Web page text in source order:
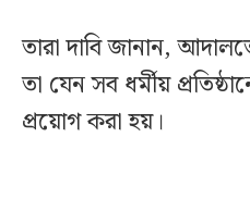
তারা দাবি জানান,
তা যেন সব ধর্মীয়
প্রয়োগ করা হয়।